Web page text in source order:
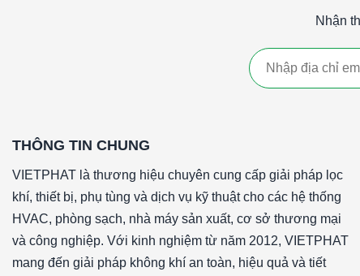
Nhận
THÔNG TIN CHUNG
VIETPHAT là thương hiệu chuyên cung cấp giải pháp lọc
khí, thiết bị, phụ tùng và dịch vụ kỹ thuật cho các hệ thống
HVAC, phòng sạch, nhà máy sản xuất, cơ sở thương mại
và công nghiệp. Với kinh nghiệm từ năm 2012, VIETPHAT
mang đến giải pháp không khí an toàn, hiệu quả và tiết